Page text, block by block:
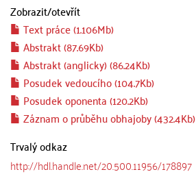
Zobrazit/otevřít
Text práce (1.106Mb)
Abstrakt (87.69Kb)
Abstrakt (anglicky) (86.24Kb)
Posudek vedoucího (104.7Kb)
Posudek oponenta (120.2Kb)
Záznam o průběhu obhajoby (432.4Kb)
Trvalý odkaz
http://hdl.handle.net/20.500.11956/178897